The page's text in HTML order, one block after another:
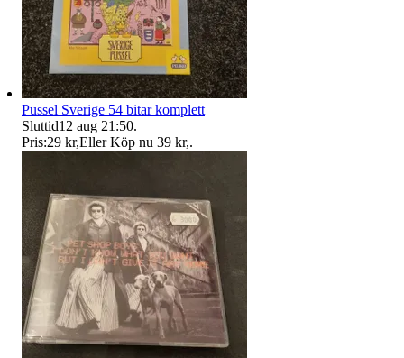
Pussel Sverige 54 bitar komplett
Sluttid12 aug 21:50.
Pris:29 kr,Eller Köp nu 39 kr,.